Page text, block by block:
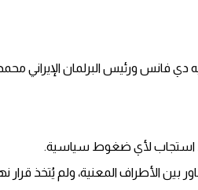
دي فانس ورئيس البرلمان الإيراني
قد استجاب لأي ضغوط سياسية.
الأطراف المعنية، ولم يُتخذ قرار